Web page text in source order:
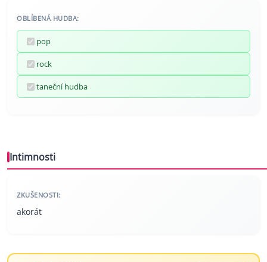
OBLÍBENÁ HUDBA:
pop
rock
taneční hudba
Intimnosti
ZKUŠENOSTI:
akorát